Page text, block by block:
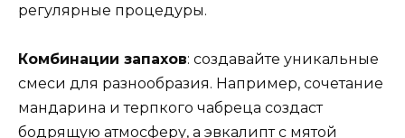
регулярные процедуры.
Комбинации запахов: создавайте уникальные
смеси для разнообразия. Например, сочетание
мандарина и терпкого чабреца создаст
бодрящую атмосферу, а эвкалипт с мятой